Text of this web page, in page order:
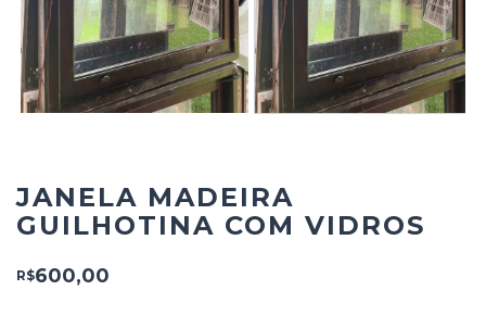
JANELA MADEIRA
GUILHOTINA COM VIDROS
R$600,00